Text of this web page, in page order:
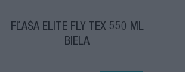
FĽAŠA ELITE FLY TEX 550 ML
BIELA